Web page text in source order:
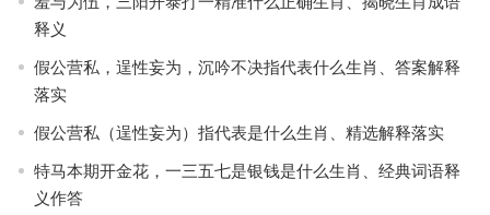
释义
假公营私，逞性妄为，沉吟不决指代表什么生肖、答案解释
落实
假公营私（逞性妄为）指代表是什么生肖、精选解释落实
特马本期开金花，一三五七是银钱是什么生肖、经典词语释
义作答